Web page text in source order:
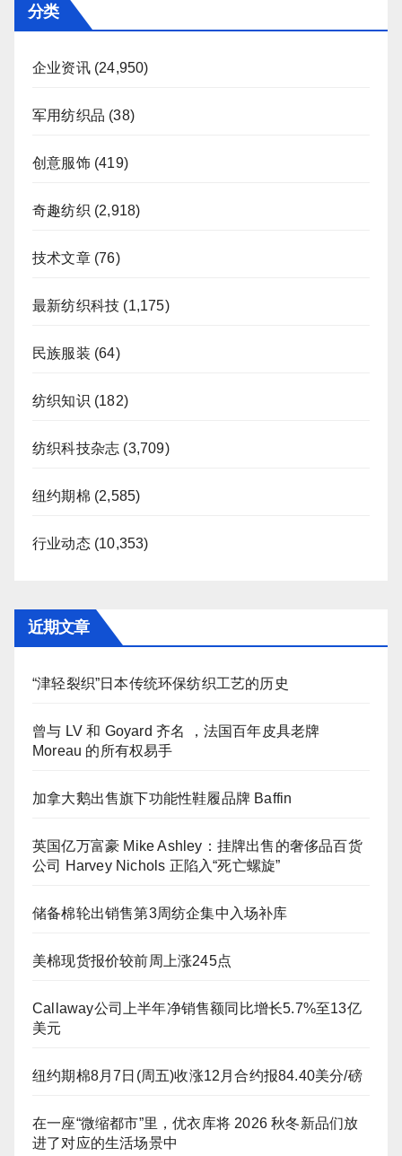
分类
企业资讯(24,950)
军用纺织品 (38)
创意服饰(419)
奇趣纺织 (2,918)
技术文章(76)
最新纺织科技 (1,175)
民族服装 (64)
纺织知识 (182)
纺织科技杂志 (3,709)
纽约期棉 (2,585)
行业动态(10,353)
近期文章
“津轻裂织”日本传统环保纺织工艺的历史
曾与 LV 和 Goyard 齐名 ，法国百年皮具老牌
Moreau 的所有权易手
加拿大鹅出售旗下功能性鞋履品牌 Baffin
英国亿万富豪 Mike Ashley：挂牌出售的奢侈品百货
公司 Harvey Nichols 正陷入“死亡螺旋”
储备棉轮出销售第3周纺企集中入场补库
美棉现货报价较前周上涨245点
Callaway公司上半年净销售额同比增长5.7%至13亿
美元
纽约期棉8月7日(周五)收涨12月合约报84.40美分/磅
在一座“微缩都市”里，优衣库将 2026 秋冬新品们放
进了对应的生活场景中